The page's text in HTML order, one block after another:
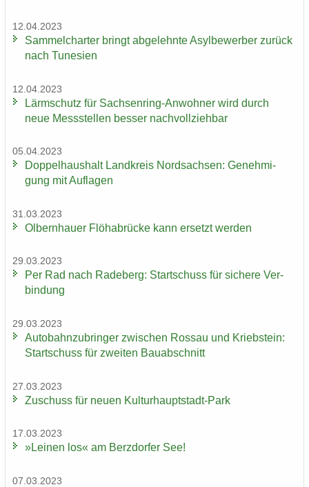
12.04.2023
Sam­mel­char­ter bringt ab­ge­lehn­te Asyl­be­wer­ber zu­rück
nach Tu­ne­si­en
12.04.2023
Lärm­schutz für Sachsenring-​Anwohner wird durch
neue Mess­stel­len bes­ser nach­voll­zieh­bar
05.04.2023
Dop­pel­haus­halt Land­kreis Nord­sach­sen: Ge­neh­mi­
gung mit Auf­la­gen
31.03.2023
Ol­bern­hau­er Flöha­b­rü­cke kann er­setzt wer­den
29.03.2023
Per Rad nach Ra­de­berg: Start­schuss für si­che­re Ver­
bin­dung
29.03.2023
Au­to­bahn­zu­brin­ger zwi­schen Ros­sau und Krieb­stein:
Start­schuss für zwei­ten Bau­ab­schnitt
27.03.2023
Zu­schuss für neuen Kulturhauptstadt-​Park
17.03.2023
»Lei­nen los« am Berz­dor­fer See!
07.03.2023